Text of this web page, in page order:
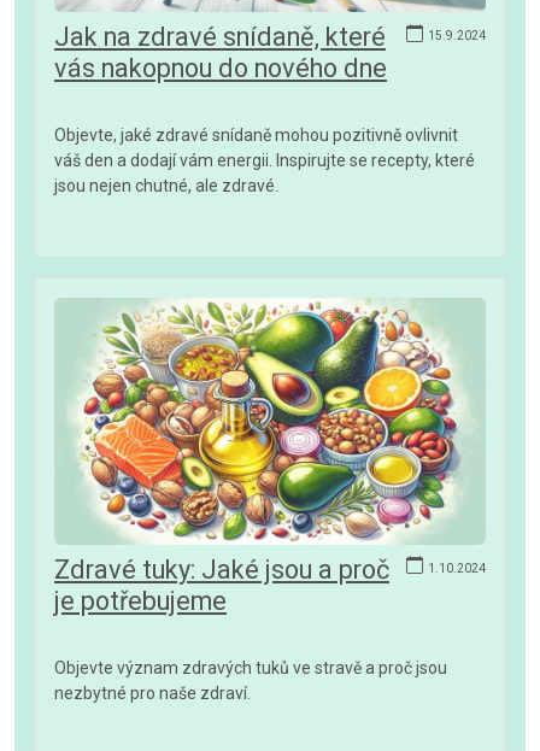
15.9.2024
Jak na zdravé snídaně, které
vás nakopnou do nového dne
Objevte, jaké zdravé snídaně mohou pozitivně ovlivnit
váš den a dodají vám energii. Inspirujte se recepty, které
jsou nejen chutné, ale zdravé.
1.10.2024
Zdravé tuky: Jaké jsou a proč
je potřebujeme
Objevte význam zdravých tuků ve stravě a proč jsou
nezbytné pro naše zdraví.